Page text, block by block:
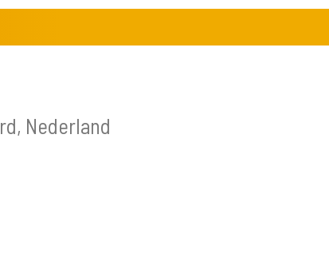
Nederland